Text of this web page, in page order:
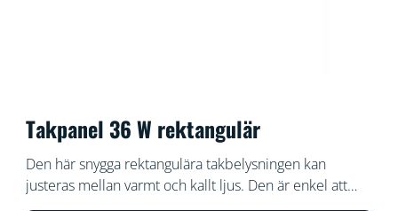
Takpanel 36 W rektangulär
Den här snygga rektangulära takbelysningen kan
justeras mellan varmt och kallt ljus. Den är enkel att
installera, dimbar och passar dessutom bra i hem med